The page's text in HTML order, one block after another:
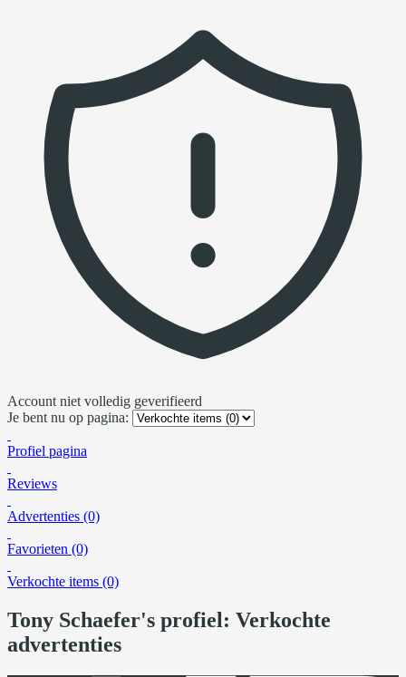
Account niet volledig geverifieerd
Je bent nu op pagina:
Profiel pagina
Reviews
Advertenties (0)
Favorieten (0)
Verkochte items (0)
Tony Schaefer's profiel: Verkochte
advertenties